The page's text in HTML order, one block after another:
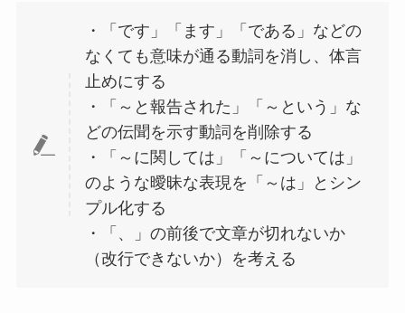
・「です」「ます」「である」などの
なくても意味が通る動詞を消し、体言
止めにする
・「～と報告された」「～という」な
どの伝聞を示す動詞を削除する
・「～に関しては」「～については」
のような曖昧な表現を「～は」とシン
プル化する
・「、」の前後で文章が切れないか
（改行できないか）を考える